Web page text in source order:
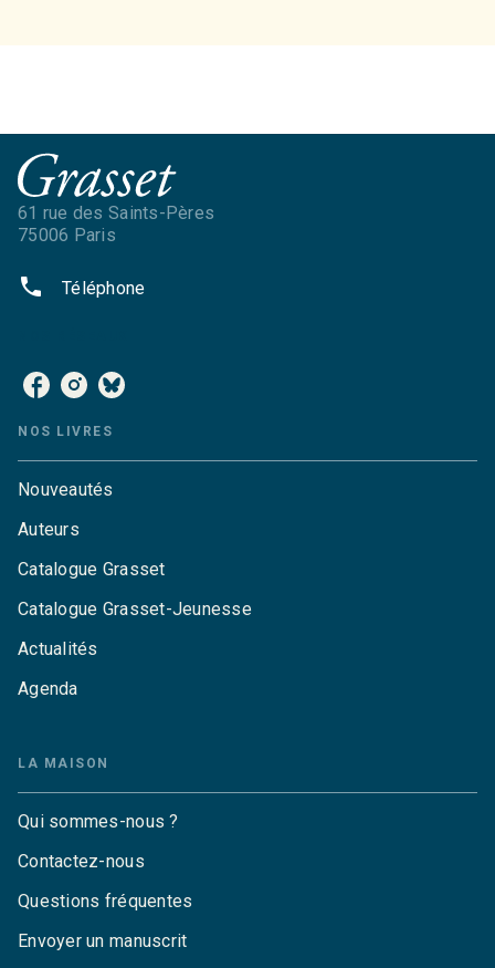
61 rue des Saints-Pères
75006 Paris
phone Téléphone
NOS LIVRES
Nouveautés
Auteurs
Catalogue Grasset
Catalogue Grasset-Jeunesse
Actualités
Agenda
LA MAISON
Qui sommes-nous ?
Contactez-nous
Questions fréquentes
Envoyer un manuscrit